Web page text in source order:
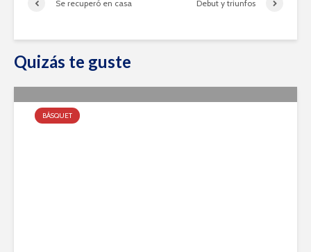
Se recuperó en casa Debut y triunfos
Quizás te guste
BÁSQUET